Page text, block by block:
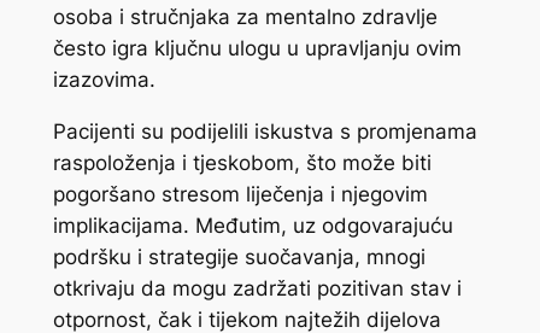
osoba i stručnjaka za mentalno zdravlje
često igra ključnu ulogu u upravljanju ovim
izazovima.
Pacijenti su podijelili iskustva s promjenama
raspoloženja i tjeskobom, što može biti
pogoršano stresom liječenja i njegovim
implikacijama. Međutim, uz odgovarajuću
podršku i strategije suočavanja, mnogi
otkrivaju da mogu zadržati pozitivan stav i
otpornost, čak i tijekom najtežih dijelova